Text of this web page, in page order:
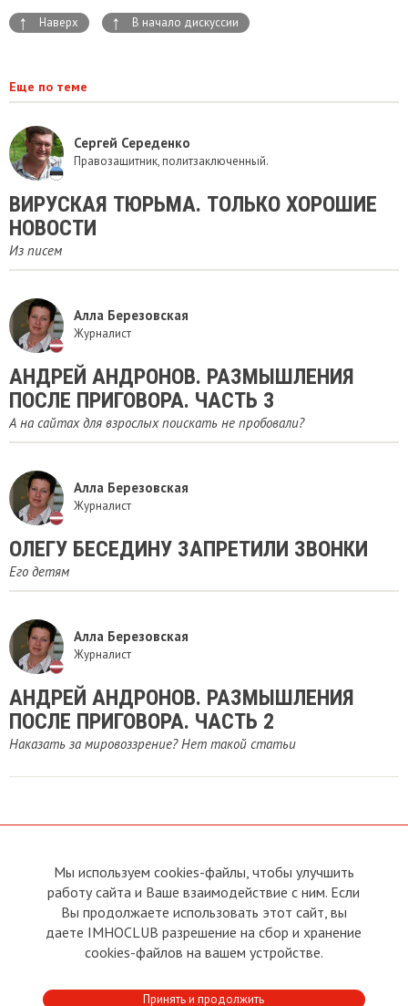
↑ Наверх ↑ В начало дискуссии
Еще по теме
Сергей Середенко
Правозащитник, политзаключенный.
ВИРУСКАЯ ТЮРЬМА. ТОЛЬКО ХОРОШИЕ
НОВОСТИ
Из писем
Алла Березовская
Журналист
АНДРЕЙ АНДРОНОВ. РАЗМЫШЛЕНИЯ
ПОСЛЕ ПРИГОВОРА. ЧАСТЬ 3
А на сайтах для взрослых поискать не пробовали?
Алла Березовская
Журналист
ОЛЕГУ БЕСЕДИНУ ЗАПРЕТИЛИ ЗВОНКИ
Его детям
Алла Березовская
Журналист
АНДРЕЙ АНДРОНОВ. РАЗМЫШЛЕНИЯ
ПОСЛЕ ПРИГОВОРА. ЧАСТЬ 2
Наказать за мировоззрение? Нет такой статьи
О сайте
Условия пользования
Политика конфиденциальности
Прямая связь с
Председателем
Прямая связь c членами клуба
Реклама
Контакты
Club
Мы используем cookies-файлы, чтобы улучшить
работу сайта и Ваше взаимодействие с ним. Если
Вы продолжаете использовать этот сайт, вы
даете IMHOCLUB разрешение на сбор и хранение
cookies-файлов на вашем устройстве.
Принять и продолжить